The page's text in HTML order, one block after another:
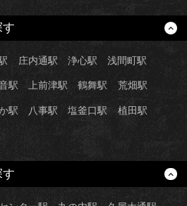
庄内通駅 浄心駅 浅間町駅
駅 上前津駅 鶴舞駅 荒畑駅
駅 八事駅 塩釜口駅 植田駅